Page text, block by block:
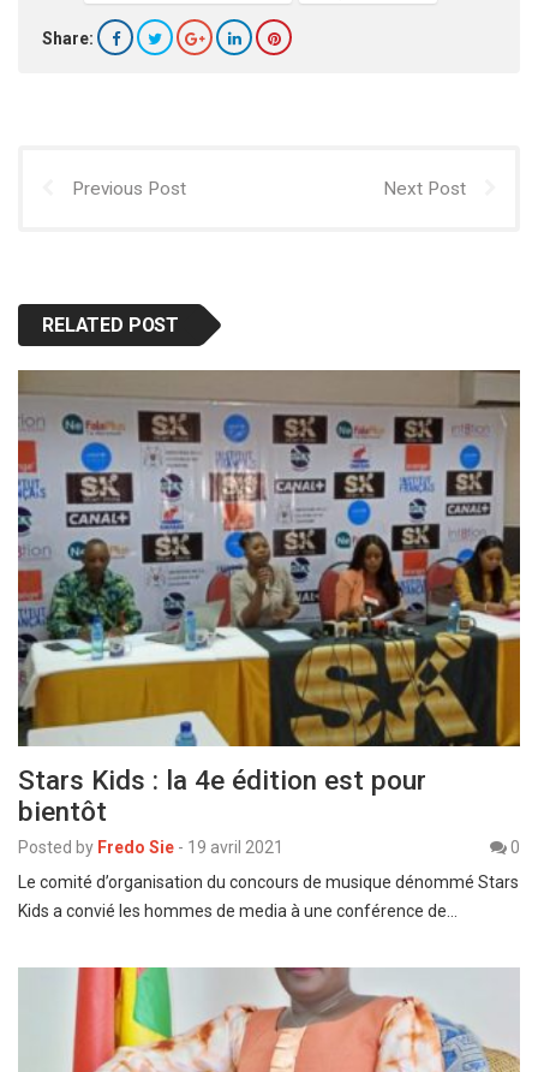
Share:
Previous Post Next Post
RELATED POST
Stars Kids : la 4e édition est pour
bientôt
Posted by Fredo Sie - 19 avril 2021
0
Le comité d’organisation du concours de musique dénommé Stars
Kids a convié les hommes de media à une conférence de…